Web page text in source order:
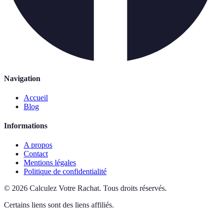
Navigation
Accueil
Blog
Informations
A propos
Contact
Mentions légales
Politique de confidentialité
© 2026 Calculez Votre Rachat. Tous droits réservés.
Certains liens sont des liens affiliés.